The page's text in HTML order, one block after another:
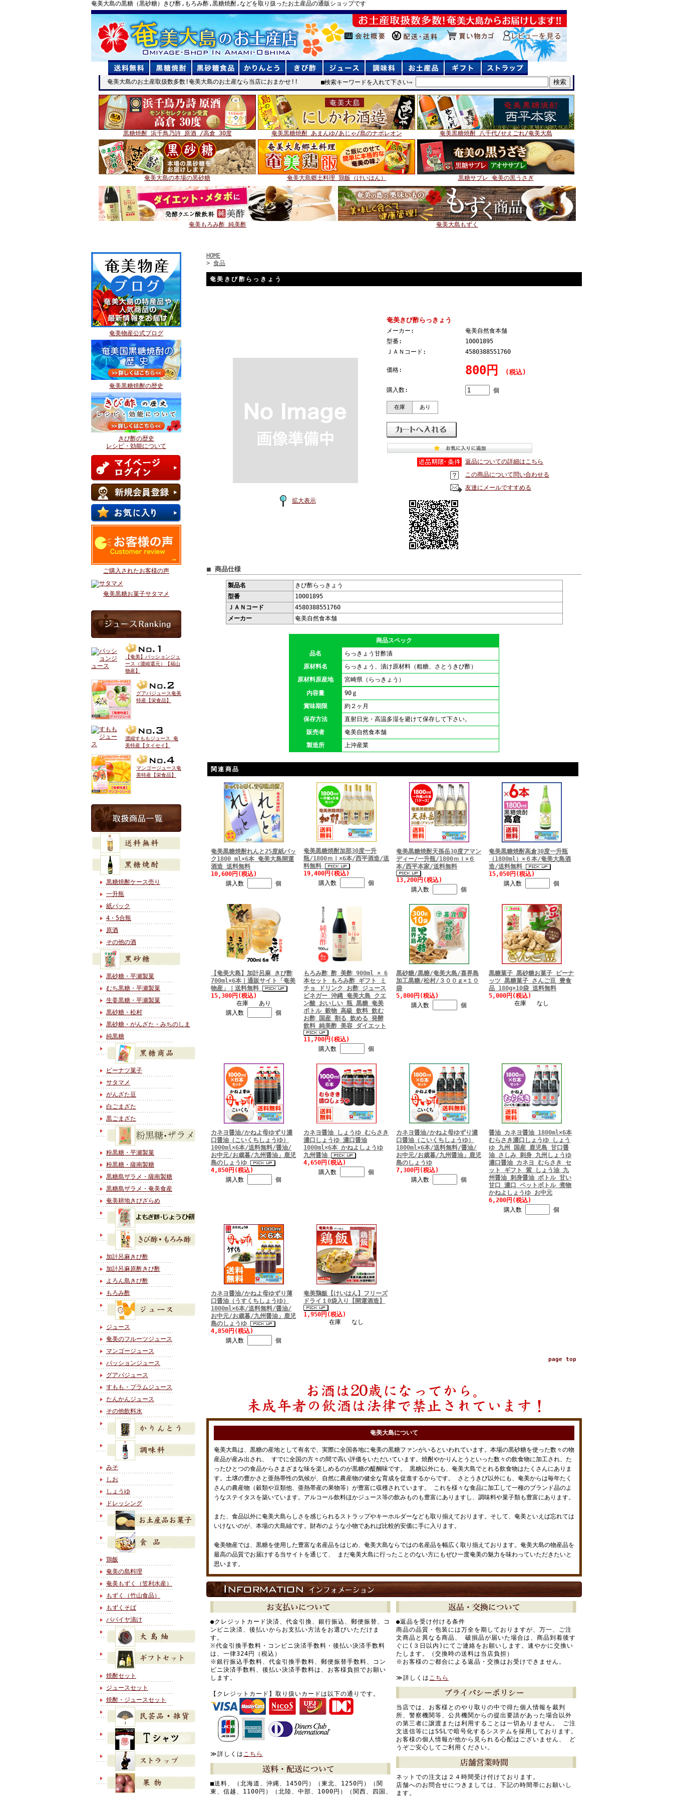
奄美大島の黒糖（黒砂糖）きび酢,もろみ酢,黒糖焼酎,などを取り扱ったお土産品の通販ショップです
奄美物産公式ブログ
奄美黒糖焼酎の歴史
きび酢の歴史
レシピ・効能について
ご購入されたお客様の声
奄美黒糖お菓子サタマメ
【奄美】パッションジュ
ース（濃縮還元）【福山
物産】
グアバジュース奄美
特産【栄食品】
濃縮すももジュース 奄
美特産【タイセイ】
マンゴージュース奄
美特産【栄食品】
黒糖焼酎ケース売り
一升瓶
紙パック
4・5合瓶
原酒
その他の酒
黒砂糖・平瀬製菓
むち黒糖・平瀬製菓
生姜黒糖・平瀬製菓
黒砂糖・松村
黒砂糖・がんざた・みちのしま
純黒糖
ピーナツ菓子
サタマメ
がんざた豆
白ごまざた
黒ごまざた
粉黒糖・平瀬製菓
粉黒糖・薩南製糖
黒糖島ザラメ・薩南製糖
黒糖島ザラメ・奄美食産
奄美耕地きびざらめ
加計呂麻きび酢
加計呂麻原酢きび酢
よろん島きび酢
もろみ酢
ジュース
奄美のフルーツジュース
マンゴージュース
パッションジュース
グアバジュース
すもも・プラムジュース
たんかんジュース
その他飲料水
みそ
しお
しょうゆ
ドレッシング
鶏飯
奄美の島料理
奄美もずく（笠利水産）
もずく（竹山食品）
もずくそば
パパイヤ漬け
焼酎セット
ジュースセット
焼酎・ジュースセット
奄美大島のお土産取扱数多数!奄美大島のお土産なら当店におまかせ!! ■検索キーワードを入れて下さい⇒
黒糖焼酎 浜千鳥乃詩 原酒 /高倉 30度 奄美黒糖焼酎 あまんゆ/あじゃ/島のナポレオン 奄美黒糖焼酎 八千代/せえごれ/奄美大島
奄美大島の本場の黒砂糖 奄美大島郷土料理 鶏飯（けいはん） 黒糖サブレ 奄美の黒うさぎ
奄美もろみ酢 純美酢 奄美大島もずく
HOME
> 食品
奄美きび酢らっきょう
拡大表示
奄美きび酢らっきょう
メーカー:
奄美自然食本舗
型番:
10001895
ＪＡＮコード:
4580388551760
価格: 800円 (税込)
購入数: 個
在庫 あり
返品についての詳細はこちら
この商品について問い合わせる
友達にメールですすめる
■ 商品仕様
製品名
きび酢らっきょう
型番
10001895
ＪＡＮコード
4580388551760
メーカー
奄美自然食本舗
商品スペック
品名
らっきょう甘酢漬
原材料名
らっきょう、漬け原材料（粗糖、さとうきび酢）
原材料原産地
宮崎県（らっきょう）
内容量
90ｇ
賞味期限
約２ヶ月
保存方法
直射日光・高温多湿を避けて保存して下さい。
販売者
奄美自然食本舗
製造所
上沖産業
関連商品
奄美黒糖焼酎れんと25度紙パッ
ク1800 ml×6本 奄美大島開運
酒造 送料無料
10,600円(税込)
購入数
個
奄美黒糖焼酎加那30度一升
瓶/1800ｍｌ×6本/西平酒造/送
料無料
19,400円(税込)
購入数
個
奄美黒糖焼酎天孫岳30度アマン
ディー/一升瓶/1800ｍｌ×６
本/西平本家/送料無料
13,200円(税込)
購入数
個
奄美黒糖焼酎高倉30度一升瓶
（1800ml）×６本/奄美大島酒
造/送料無料
15,050円(税込)
購入数
個
【奄美大島】加計呂麻 きび酢
700ml×6本｜通販サイト「奄美
物産」｜送料無料
15,300円(税込)
在庫 あり
購入数
個
もろみ酢 酢 美酢 900ml × 6
本セット もろみ酢 ギフト ミ
チョ ドリンク お酢 ジュース
ビネガー 沖縄 奄美大島 クエ
ン酸 おいしい 瓶 黒糖 奄美
ボトル 穀物 高級 飲料 飲む
お酢 国産 割る 飲める 発酵
飲料 純美酢 美容 ダイエット
11,700円(税込)
購入数
個
黒砂糖/黒糖/奄美大島/喜界島
加工黒糖/松村/３００ｇ×１０
袋
5,800円(税込)
購入数
個
黒糖菓子 黒砂糖お菓子 ピーナ
ッツ 黒糖菓子 さんご豆 豊食
品 180g×10袋 送料無料
5,000円(税込)
在庫 なし
カネヨ醤油/かねよ母ゆずり濃
口醤油（こいくちしょうゆ）
1000ml×6本/送料無料/醤油/
お中元/お歳暮/九州醤油」鹿児
島のしょうゆ
4,850円(税込)
購入数
個
カネヨ醤油 しょうゆ むらさき
濃口しょうゆ 濃口醤油
1000ml×6本 かねよしょうゆ
九州醤油
4,650円(税込)
購入数
個
カネヨ醤油/かねよ母ゆずり濃
口醤油（こいくちしょうゆ）
1800ml×6本/送料無料/醤油/
お中元/お歳暮/九州醤油」鹿児
島のしょうゆ
7,300円(税込)
購入数
個
醤油 カネヨ醤油 1800ml×6本
むらさき濃口しょうゆ しょう
ゆ 九州 国産 鹿児島 甘口醤
油 さしみ 刺身 九州しょうゆ
濃口醤油 カネヨ むらさき セ
ット ギフト 紫 しょう油 九
州醤油 刺身醤油 ボトル 甘い
甘口 濃口 ペットボトル 煮物
かねよしょうゆ お中元
6,200円(税込)
購入数
個
カネヨ醤油/かねよ母ゆずり薄
口醤油（うすくちしょうゆ）
1000ml×6本/送料無料/醤油/
お中元/お歳暮/九州醤油」鹿児
島のしょうゆ
4,850円(税込)
購入数
個
奄美鶏飯【けいはん】フリーズ
ドライ１0袋入り【開運酒造】
1,950円(税込)
在庫 なし
page top
奄美大島について
奄美大島は、黒糖の産地として有名で、実際に全国各地に奄美の黒糖ファンがいるといわれています。本場の黒砂糖を使った数々の物
産品が産み出され、 すでに全国の方々の間で高い評価をいただいています。焼酎やかりんとうといった数々の飲食物に加工され、た
ったひとつの食品からさまざまな味を楽しめるのが黒糖の醍醐味です。 黒糖以外にも、奄美大島でとれる飲食物はたくさんにありま
す。土壌の豊かさと亜熱帯性の気候が、自然に農産物の健全な育成を促進するからです。 さとうきび以外にも、奄美からは毎年たく
さんの農産物（穀類や豆類他、亜熱帯産の果物等）が豊富に収穫されています。 これを様々な食品に加工して一種のブランド品のよ
うなステイタスを築いています。アルコール飲料ほかジュース等の飲みものも豊富にありますし、調味料や菓子類も豊富にあります。
また、食品以外に奄美大島らしさを感じられるストラップやキーホルダーなども取り揃えております。そして、奄美といえば忘れては
いけないのが、本場の大島紬です。財布のような小物であれば比較的安価に手に入ります。
奄美物産では、黒糖を使用した豊富な名産品をはじめ、奄美大島ならではの名産品を幅広く取り揃えております。奄美大島の物産品を
最高の品質でお届けする当サイトを通じて、 まだ奄美大島に行ったことのない方にもぜひ一度奄美の魅力を味わっていただきたいと
思います。
●クレジットカード決済、代金引換、銀行振込、郵便振替、コ
ンビニ決済、後払いからお支払い方法をお選びいただけま
す。
※代金引換手数料・コンビニ決済手数料・後払い決済手数料
は、一律324円（税込）
※銀行振込手数料、代金引換手数料、郵便振替手数料、コン
ビニ決済手数料、後払い決済手数料は、お客様負担でお願い
します。
【クレジットカード】取り扱いカードは以下の通りです。
≫詳しくは こちら
■送料、（北海道、沖縄、1450円）（東北、1250円）（関
東、信越、1100円）（北陸、中部、1000円）（関西、四国、
●返品を受け付ける条件
商品の品質・包装には万全を期しておりますが、万一、ご注
文商品と異なる商品、 破損品が届いた場合は、商品到着後す
ぐに(３日以内)にてご連絡をお願いします。速やかに交換い
たします。（交換時の送料は当店負担）
※お客様のご都合による返品・交換はお受けできません。
≫詳しくは こちら
当店では、お客様とのやり取りの中で得た個人情報を裁判
所、警察機関等、公共機関からの提出要請があった場合以外
の第三者に譲渡または利用することは一切ありません。 ご注
文送信等にはSSLで暗号化するシステムを採用しております。
お客様の個人情報が他から見られる心配はございません、 ど
うぞご安心してご利用ください。
ネットでの注文は２４時間受け付けております。
店舗へのお問合せにつきましては、下記の時間帯にお願いし
ます。